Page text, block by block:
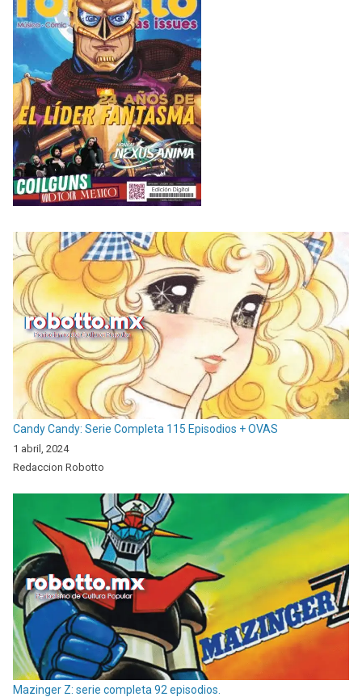
Candy Candy: Serie Completa 115 Episodios + OVAS
1 abril, 2024
Redaccion Robotto
Mazinger Z: serie completa 92 episodios.